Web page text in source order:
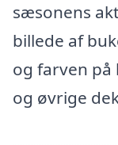
sæsonens
billede af
og farven på
og øvrige